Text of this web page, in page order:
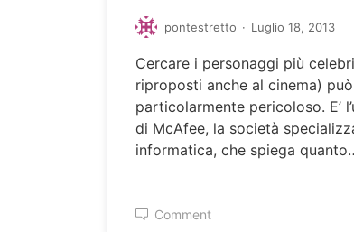
pontestretto · Luglio 18, 2013
Cercare i personaggi più
riproposti anche al cinema)
particolarmente pericoloso. E’
di McAfee, la società
informatica, che spiega
Comment